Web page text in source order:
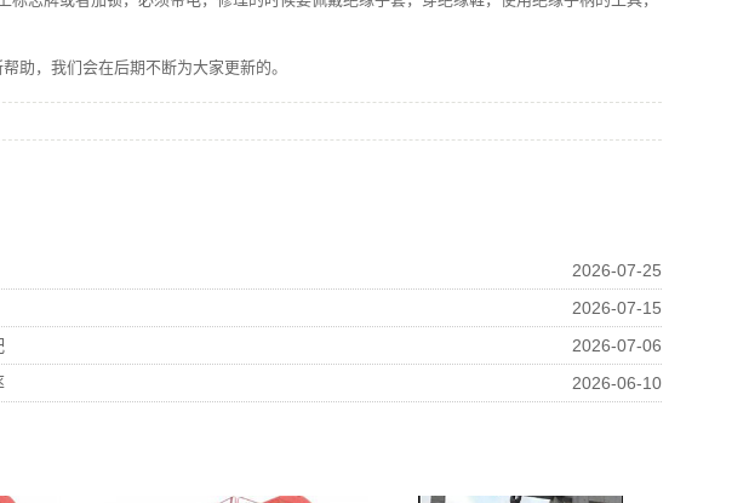
，我们会在后期不断为大家更新的。
2026-07-25
2026-07-15
2026-07-06
2026-06-10